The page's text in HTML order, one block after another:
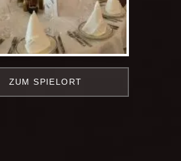
ZUM SPIELORT